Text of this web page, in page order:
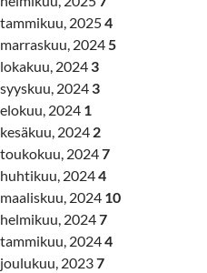
tammikuu, 20254
marraskuu, 20245
lokakuu, 2024 3
syyskuu, 2024 3
elokuu, 2024 1
kesäkuu, 2024 2
toukokuu, 20247
huhtikuu, 20244
maaliskuu, 2024 10
helmikuu, 20247
tammikuu, 20244
joulukuu, 20237